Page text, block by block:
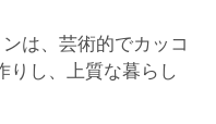
は、芸術的でカッコ
りし、上質な暮らし